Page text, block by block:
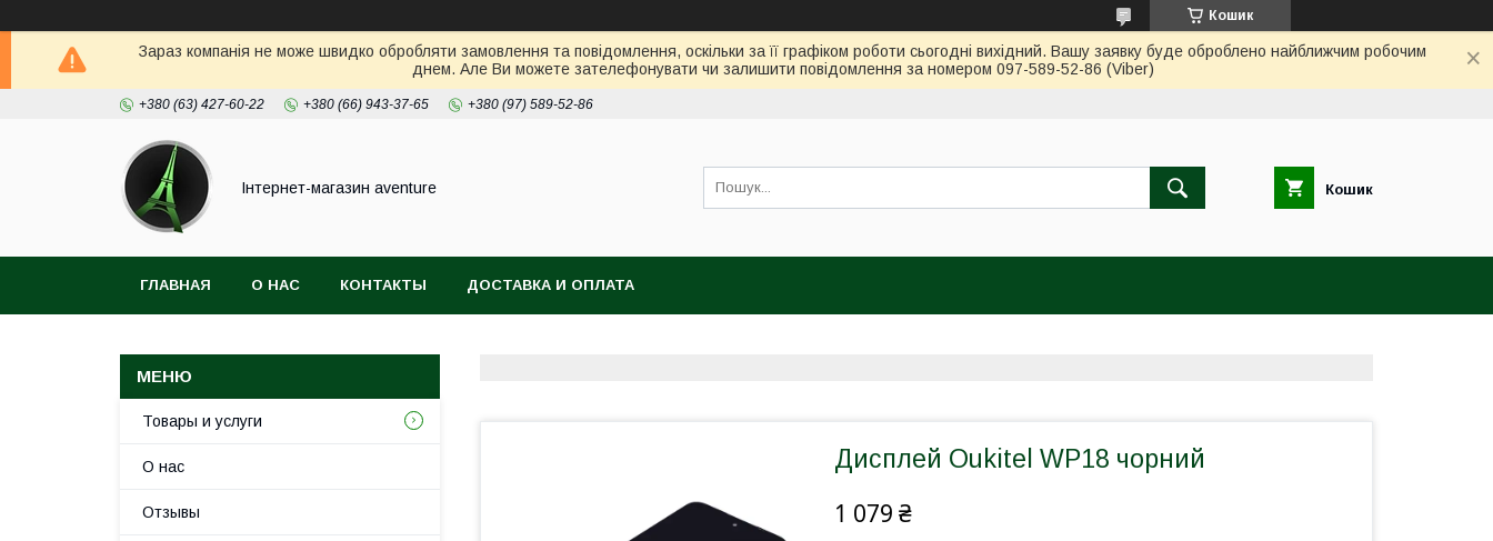
Кошик
Зараз компанія не може швидко обробляти замовлення та повідомлення, оскільки за її графіком роботи сьогодні вихідний. Вашу заявку буде оброблено найближчим робочим
днем. Але Ви можете зателефонувати чи залишити повідомлення за номером 097-589-52-86 (Viber)
+380 (63) 427-60-22 +380 (66) 943-37-65 +380 (97) 589-52-86
Інтернет-магазин aventure Кошик
ГЛАВНАЯ О НАС КОНТАКТЫ ДОСТАВКА И ОПЛАТА
Дисплей Oukitel WP18 чорний
1 079 ₴
Товары и услуги
О нас
Отзывы